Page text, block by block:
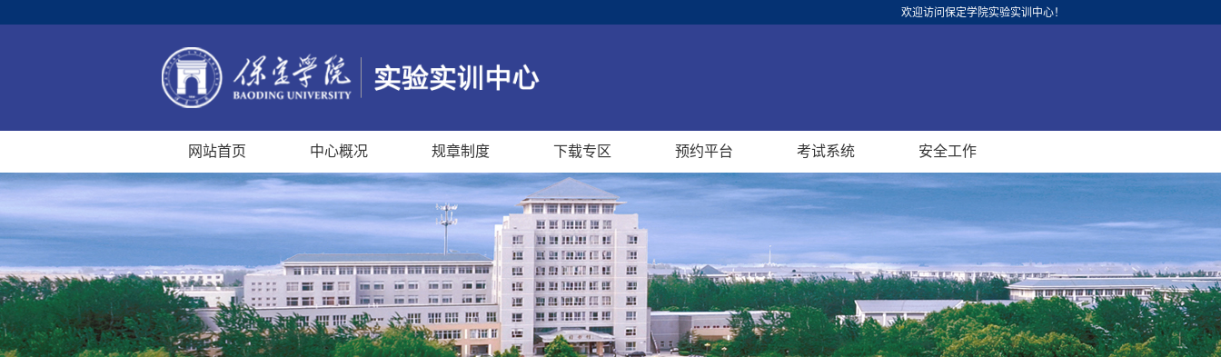
欢迎访问保定学院实验实训中心！
网站首页 中心概况 规章制度 下载专区 预约平台 考试系统 安全工作